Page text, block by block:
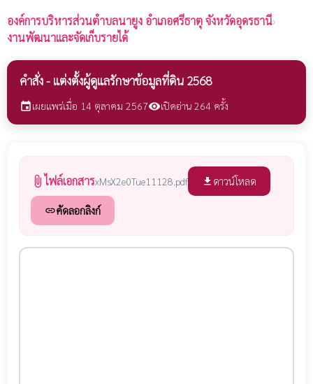
องค์การบริหารส่วนตำบลนายูง อำเภอศรีธาตุ จังหวัดอุดรธานี›
งานพัฒนาและจัดเก็บรายได้
คำสั่ง - แต่งตั้งผู้ดูแลรักษาข้อมูลที่ดิน 2568
eventเผยแพร่เมื่อ 14 ตุลาคม 2567visibilityเปิดอ่าน 264 ครั้ง
attach_file ไฟล์เอกสารxMsX2e0Tue11128.pdf file_download ดาวน์โหลด
linkคัดลอกลิงก์